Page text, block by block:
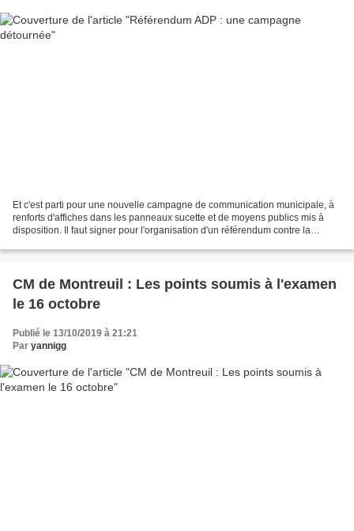
Et c'est parti pour une nouvelle campagne de communication municipale, à
renforts d'affiches dans les panneaux sucette et de moyens publics mis à
disposition. Il faut signer pour l'organisation d'un référendum contre la
CM de Montreuil : Les points soumis à l'examen
le 16 octobre
Publié le 13/10/2019 à 21:21
Par yannigg